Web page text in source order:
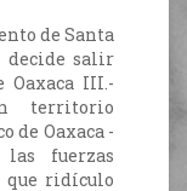
de Santa
decide salir
Oaxaca III.-
territorio
de Oaxaca -
fuerzas
que ridículo